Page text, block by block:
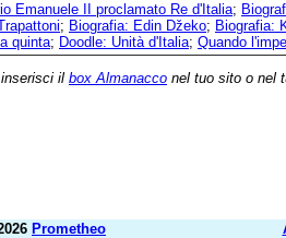
Emanuele II proclamato Re d'Italia;
; Biografia: Edin Džeko; Biografia:
quinta; Doodle: Unità d'Italia; Quando
inserisci il box Almanacco nel tuo sito o nel
Prometheo